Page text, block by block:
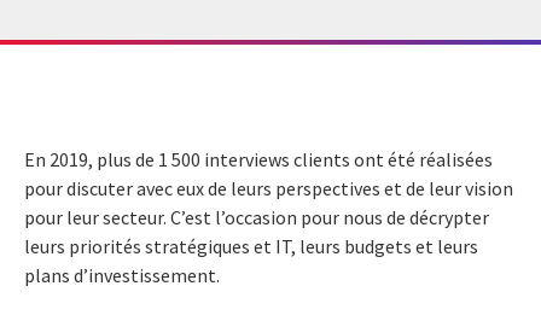
En 2019, plus de 1 500 interviews clients ont été réalisées
pour discuter avec eux de leurs perspectives et de leur vision
pour leur secteur. C’est l’occasion pour nous de décrypter
leurs priorités stratégiques et IT, leurs budgets et leurs
plans d’investissement.